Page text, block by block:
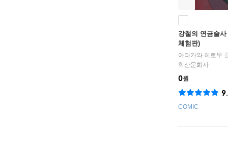
강철의 연금술
체험판)
아라카와 히로무
학산문화사
0원
COMIC